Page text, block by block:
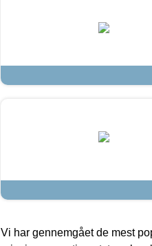
Vi har gennemgået de mest